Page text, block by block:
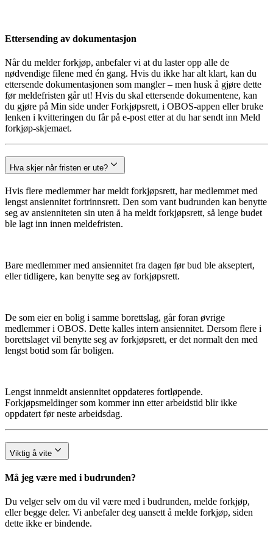
Ettersending av dokumentasjon
Når du melder forkjøp, anbefaler vi at du laster opp alle de
nødvendige filene med én gang. Hvis du ikke har alt klart, kan du
ettersende dokumentasjonen som mangler – men husk å gjøre dette
før meldefristen går ut! Hvis du skal ettersende dokumentene, kan
du gjøre på Min side under Forkjøpsrett, i OBOS-appen eller bruke
lenken i kvitteringen du får på e-post etter at du har sendt inn Meld
forkjøp-skjemaet.
Hva skjer når fristen er ute?
Hvis flere medlemmer har meldt forkjøpsrett, har medlemmet med
lengst ansiennitet fortrinnsrett. Den som vant budrunden kan benytte
seg av ansienniteten sin uten å ha meldt forkjøpsrett, så lenge budet
ble lagt inn innen meldefristen.
Bare medlemmer med ansiennitet fra dagen før bud ble akseptert,
eller tidligere, kan benytte seg av forkjøpsrett.
De som eier en bolig i samme borettslag, går foran øvrige
medlemmer i OBOS. Dette kalles intern ansiennitet. Dersom flere i
borettslaget vil benytte seg av forkjøpsrett, er det normalt den med
lengst botid som får boligen.
Lengst innmeldt ansiennitet oppdateres fortløpende.
Forkjøpsmeldinger som kommer inn etter arbeidstid blir ikke
oppdatert før neste arbeidsdag.
Viktig å vite
Må jeg være med i budrunden?
Du velger selv om du vil være med i budrunden, melde forkjøp,
eller begge deler. Vi anbefaler deg uansett å melde forkjøp, siden
dette ikke er bindende.